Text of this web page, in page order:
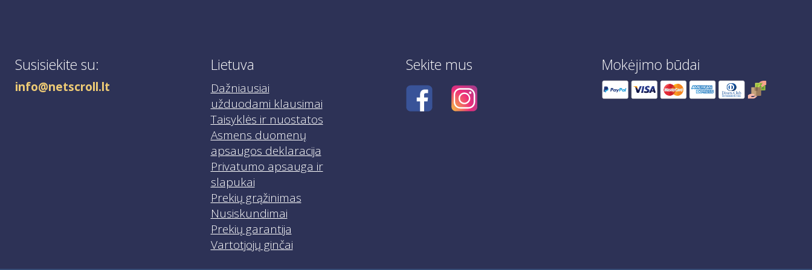
Susisiekite su:
info@netscroll.lt
Lietuva
Dažniausiai
užduodami klausimai
Taisyklės ir nuostatos
Asmens duomenų
apsaugos deklaracija
Privatumo apsauga ir
slapukai
Prekių grąžinimas
Nusiskundimai
Prekių garantija
Vartotjojų ginčai
Sekite mus Mokėjimo būdai